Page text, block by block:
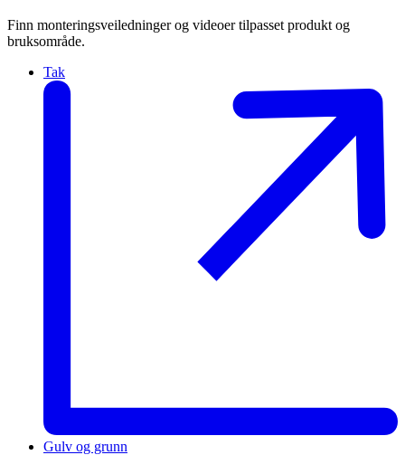
Finn monteringsveiledninger og videoer tilpasset produkt og
bruksområde.
Tak
Gulv og grunn